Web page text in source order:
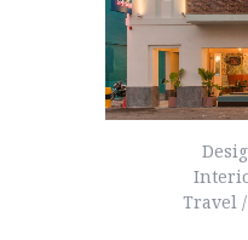
Travel /